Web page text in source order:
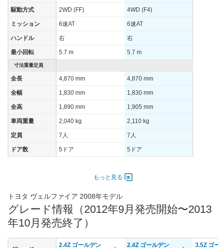
JC08モード 10.8km/L 10.4km/L
1015モード - -
60km定地 - -
装備オプション 装備詳細を見る 装備詳細を見る
駆動方式 2WD (FF) 4WD (F4)
ミッション 6速AT 6速AT
ハンドル 右 右
最小回転 5.7 m 5.7 m
寸法重量定員
全長 4,870 mm 4,870 mm
全幅 1,830 mm 1,830 mm
全高 1,890 mm 1,905 mm
車両重量 2,040 kg 2,110 kg
定員 7人 7人
ドア数 5ドア 5ドア
最高出力 206.00 [280]/ 6,000
最高トルク 344 [35.1]/ 4,000 344 [35.1]/ 4,000
過給機 -
タイヤ
もっと見る
トヨタ ヴェルファイア 2008年モデル
グレード情報（2012年9月発売開始〜2013
年10月発売終了）
2.4Z ゴールデン
2.4Z ゴールデン
3.5Z ゴ